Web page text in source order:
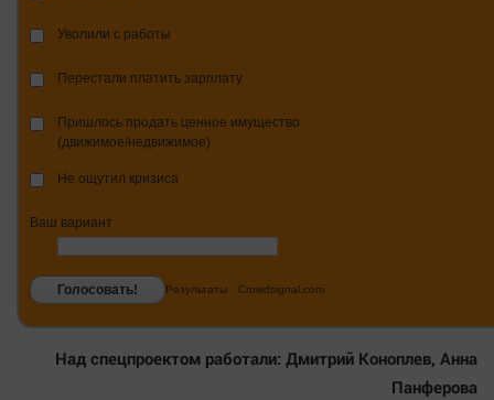
Уволили с работы
Перестали платить зарплату
Пришлось продать ценное имущество
(движимое/недвижимое)
Не ощутил кризиса
Ваш вариант
Голосовать! Результаты Crowdsignal.com
Над спецпроектом работали: Дмитрий Коноплев, Анна
Панферова